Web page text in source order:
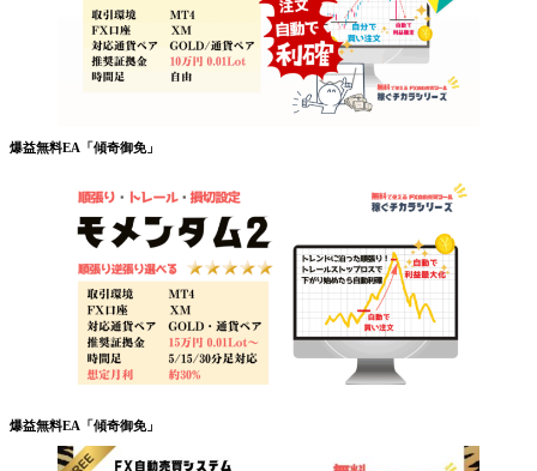
爆益無料EA「傾奇御免」
爆益無料EA「傾奇御免」